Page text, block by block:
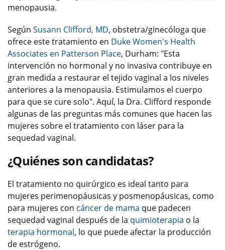
menopausia.
Según Susann Clifford, MD, obstetra/ginecóloga que
ofrece este tratamiento en Duke Women's Health
Associates en Patterson Place, Durham: "Esta
intervención no hormonal y no invasiva contribuye en
gran medida a restaurar el tejido vaginal a los niveles
anteriores a la menopausia. Estimulamos el cuerpo
para que se cure solo". Aquí, la Dra. Clifford responde
algunas de las preguntas más comunes que hacen las
mujeres sobre el tratamiento con láser para la
sequedad vaginal.
¿Quiénes son candidatas?
El tratamiento no quirúrgico es ideal tanto para
mujeres perimenopáusicas y posmenopáusicas, como
para mujeres con cáncer de mama que padecen
sequedad vaginal después de la quimioterapia o la
terapia hormonal, lo que puede afectar la producción
de estrógeno.